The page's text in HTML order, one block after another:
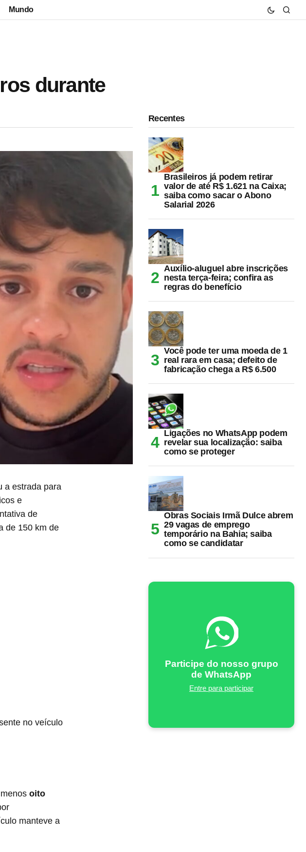
Mundo
durante
a estrada para
e
de
de 150 km de
no veículo
oito
manteve a
Recentes
Brasileiros já podem retirar
valor de até R$ 1.621 na Caixa;
saiba como sacar o Abono
Salarial 2026
Auxílio-aluguel abre inscrições
nesta terça-feira; confira as
regras do benefício
Você pode ter uma moeda de 1
real rara em casa; defeito de
fabricação chega a R$ 6.500
Ligações no WhatsApp podem
revelar sua localização: saiba
como se proteger
Obras Sociais Irmã Dulce abrem
29 vagas de emprego
temporário na Bahia; saiba
como se candidatar
Participe do nosso grupo
de WhatsApp
Entre para participar